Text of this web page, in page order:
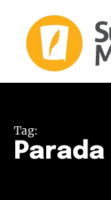
Tag:
Parada